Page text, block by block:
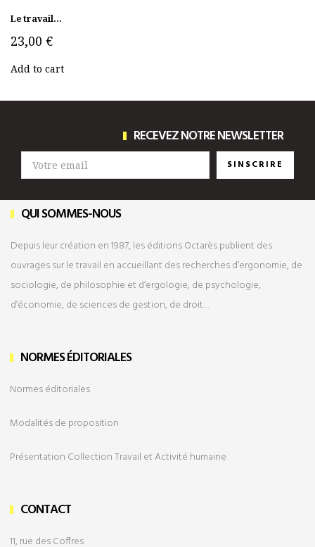
Le travail...
23,00 €
Add to cart
RECEVEZ NOTRE NEWSLETTER
SINSCRIRE
QUI SOMMES-NOUS
Depuis leur création en 1987, les éditions Octarès publient des
ouvrages sur le travail en accueillant des recherches d’ergonomie, de
sociologie, de philosophie et d’ergologie, de psychologie,
d’économie, de sciences de gestion, de droit…
NORMES ÉDITORIALES
Normes éditoriales
Modalités de proposition
Présentation Collection Travail et Activité humaine
CONTACT
11, rue des Coffres